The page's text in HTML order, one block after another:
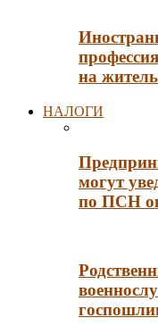
на
НАЛОГИ
могут
по ПСН